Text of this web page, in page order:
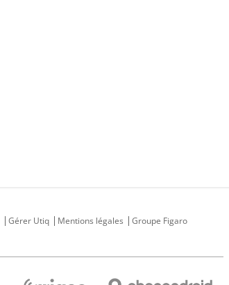
Gérer Utiq Mentions légales
Groupe Figaro